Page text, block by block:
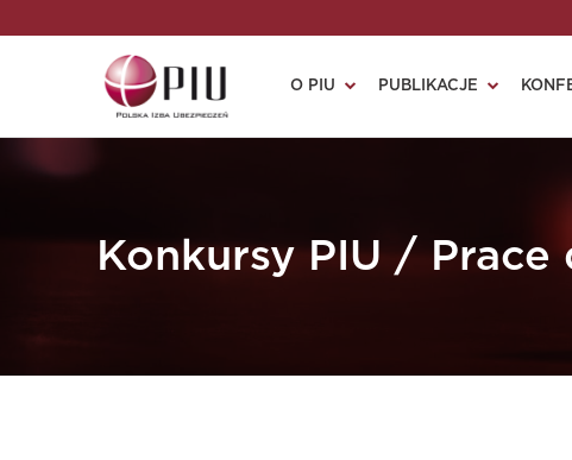
O PIU PUBLIKACJE
Konkursy PIU /